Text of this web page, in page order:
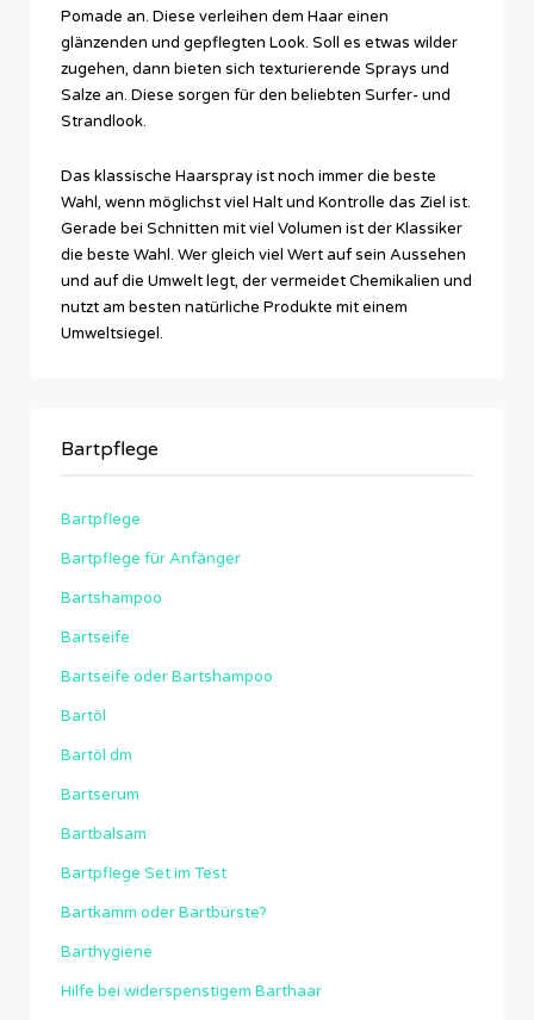
Pomade an. Diese verleihen dem Haar einen
glänzenden und gepflegten Look. Soll es etwas wilder
zugehen, dann bieten sich texturierende Sprays und
Salze an. Diese sorgen für den beliebten Surfer- und
Strandlook.
Das klassische Haarspray ist noch immer die beste
Wahl, wenn möglichst viel Halt und Kontrolle das Ziel ist.
Gerade bei Schnitten mit viel Volumen ist der Klassiker
die beste Wahl. Wer gleich viel Wert auf sein Aussehen
und auf die Umwelt legt, der vermeidet Chemikalien und
nutzt am besten natürliche Produkte mit einem
Umweltsiegel.
Bartpflege
Bartpflege
Bartpflege für Anfänger
Bartshampoo
Bartseife
Bartseife oder Bartshampoo
Bartöl
Bartöl dm
Bartserum
Bartbalsam
Bartpflege Set im Test
Bartkamm oder Bartbürste?
Barthygiene
Hilfe bei widerspenstigem Barthaar